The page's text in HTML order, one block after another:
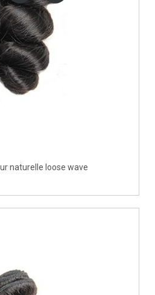
naturelle loose wave